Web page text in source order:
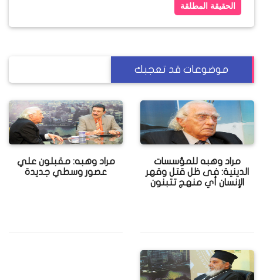
الحقيقة المطلقة
موضوعات قد تعجبك
مراد وهبه للمؤسسات
الدينية: فى ظل قتل وقهر
الإنسان أي منهج تتبنون
مراد وهبه: مقبلون علي
عصور وسطي جديدة